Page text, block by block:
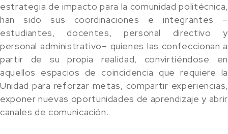
estrategia de impacto para la comunidad politécnica,
han sido sus coordinaciones e integrantes –
estudiantes, docentes, personal directivo y
personal administrativo– quienes las confeccionan a
partir de su propia realidad, convirtiéndose en
aquellos espacios de coincidencia que requiere la
Unidad para reforzar metas, compartir experiencias,
exponer nuevas oportunidades de aprendizaje y abrir
canales de comunicación.